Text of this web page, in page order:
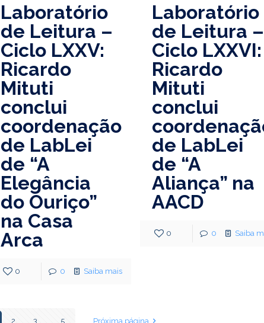
Laboratório
de Leitura –
Ciclo LXXV:
Ricardo
Mituti
conclui
coordenação
de LabLei
de “A
Elegância
do Ouriço”
na Casa
Arca
0 0 Saiba mais
Laboratório
de Leitura –
Ciclo LXXVI:
Ricardo
Mituti
conclui
de LabLei
de “A
Aliança” na
AACD
0 0 Saiba
2 3 5 Próxima página